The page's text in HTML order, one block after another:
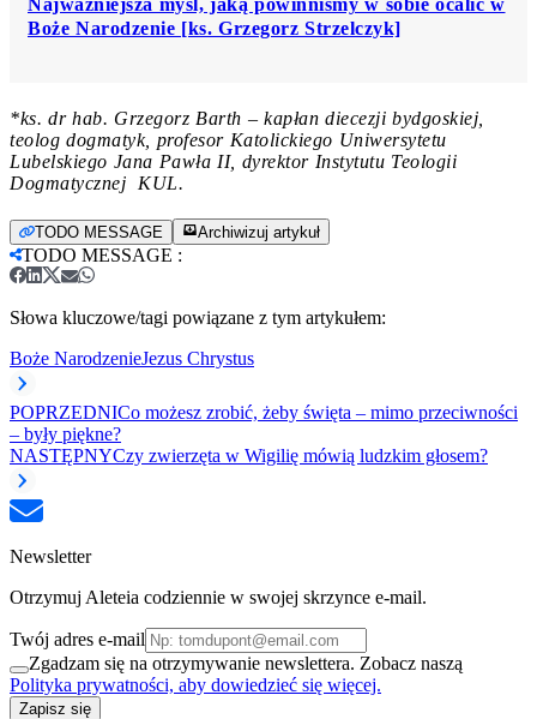
Boże Narodzenie [ks. Grzegorz Strzelczyk]
*ks. dr hab. Grzegorz Barth – kapłan diecezji bydgoskiej,
teolog dogmatyk, profesor Katolickiego Uniwersytetu
Lubelskiego Jana Pawła II, dyrektor Instytutu Teologii
Dogmatycznej KUL.
TODO MESSAGE Archiwizuj artykuł
TODO MESSAGE :
Słowa kluczowe/tagi powiązane z tym artykułem:
Boże NarodzenieJezus Chrystus
POPRZEDNICo możesz zrobić, żeby święta – mimo przeciwności
– były piękne?
NASTĘPNYCzy zwierzęta w Wigilię mówią ludzkim głosem?
Newsletter
Otrzymuj Aleteia codziennie w swojej skrzynce e-mail.
Twój adres e-mail
Zgadzam się na otrzymywanie newslettera. Zobacz naszą
Polityka prywatności, aby dowiedzieć się więcej.
Zapisz się